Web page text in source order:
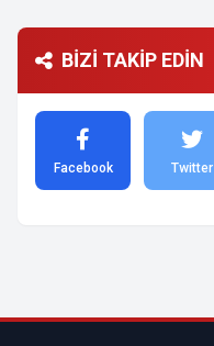
BİZİ TAKİP EDİN
Facebook Twitter